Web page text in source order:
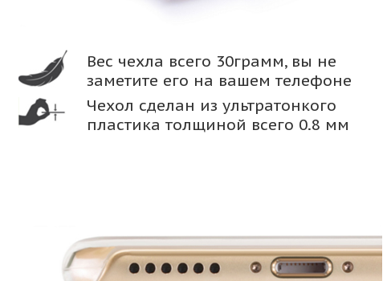
Вес чехла всего 30грамм, вы не
заметите его на вашем телефоне
Чехол сделан из ультратонкого
пластика толщиной всего 0.8 мм